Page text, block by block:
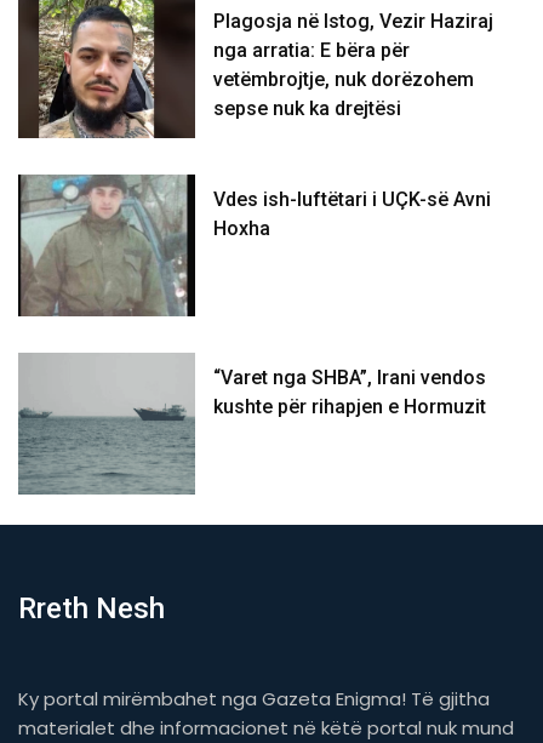
Plagosja në Istog, Vezir Haziraj
nga arratia: E bëra për
vetëmbrojtje, nuk dorëzohem
sepse nuk ka drejtësi
Vdes ish-luftëtari i UÇK-së Avni
Hoxha
“Varet nga SHBA”, Irani vendos
kushte për rihapjen e Hormuzit
Rreth Nesh
Ky portal mirëmbahet nga Gazeta Enigma! Të gjitha
materialet dhe informacionet në këtë portal nuk mund